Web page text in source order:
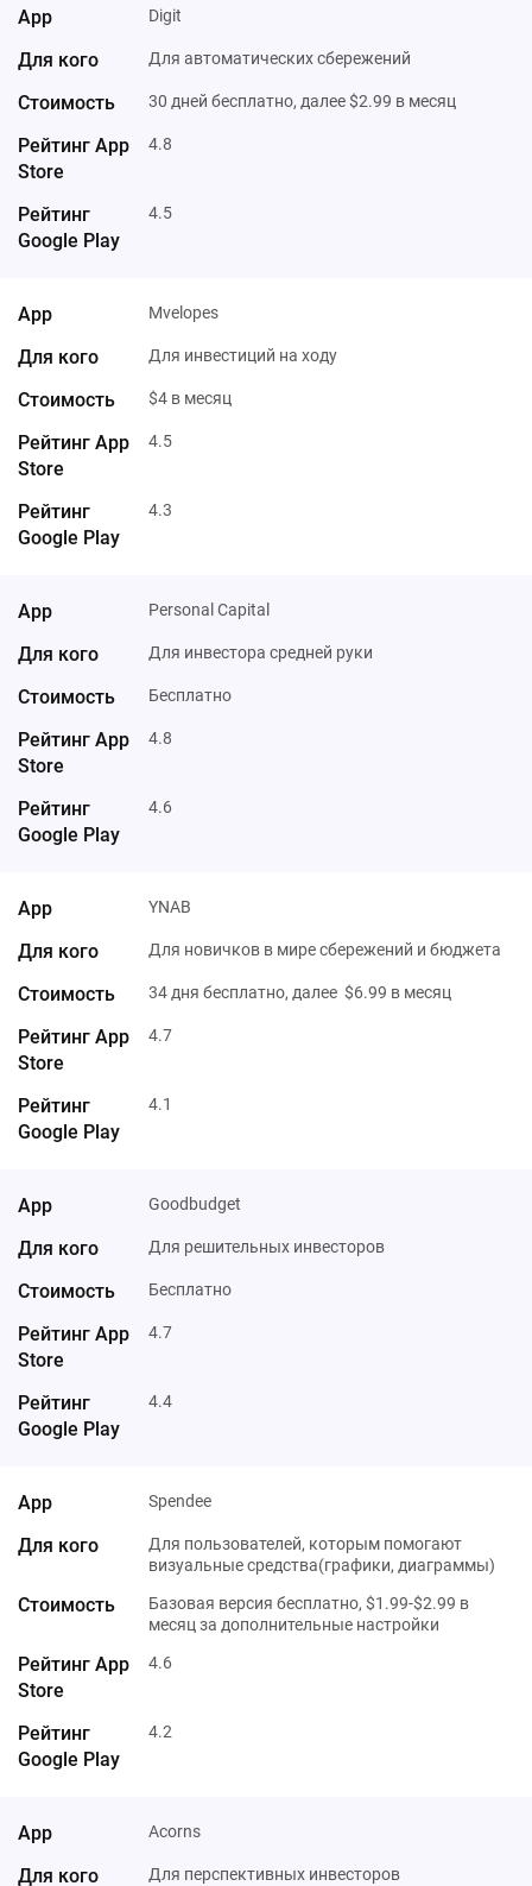
Digit
Для автоматических сбережений
30 дней бесплатно, далее $2.99 в месяц
4.8
4.5
Mvelopes
Для инвестиций на ходу
$4 в месяц
4.5
4.3
Personal Capital
Для инвестора средней руки
Бесплатно
4.8
4.6
YNAB
Для новичков в мире сбережений и бюджета
34 дня бесплатно, далее $6.99 в месяц
4.7
4.1
Goodbudget
Для решительных инвесторов
Бесплатно
4.7
4.4
Spendee
Для пользователей, которым помогают
визуальные средства(графики, диаграммы)
Базовая версия бесплатно, $1.99-$2.99 в
месяц за дополнительные настройки
4.6
4.2
Acorns
Для перспективных инвесторов